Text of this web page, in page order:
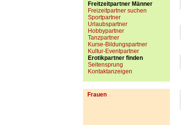
Freitzeitpartner Männer
Freizeitpartner suchen
Sportpartner
Urlaubspartner
Hobbypartner
Tanzpartner
Kurse-Bildungspartner
Kultur-Eventpartner
Erotikpartner finden
Seitensprung
Kontaktanzeigen
Frauen